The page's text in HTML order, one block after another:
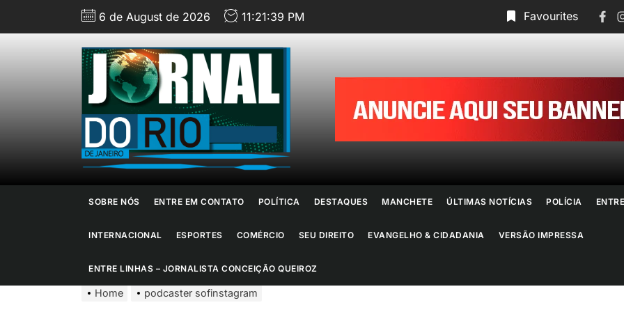
6 de August de 2026 11:21:40 PM Favourites
Jornal
do
Rio
de
Janeiro
SOBRE NÓS ENTRE EM CONTATO POLÍTICA DESTAQUES MANCHETE ÚLTIMAS NOTÍCIAS POLÍCIA
INTERNACIONAL ESPORTES COMÉRCIO SEU DIREITO EVANGELHO & CIDADANIA VERSÃO IMPRESSA
ENTRE LINHAS – JORNALISTA CONCEIÇÃO QUEIROZ
Home podcaster sofinstagram